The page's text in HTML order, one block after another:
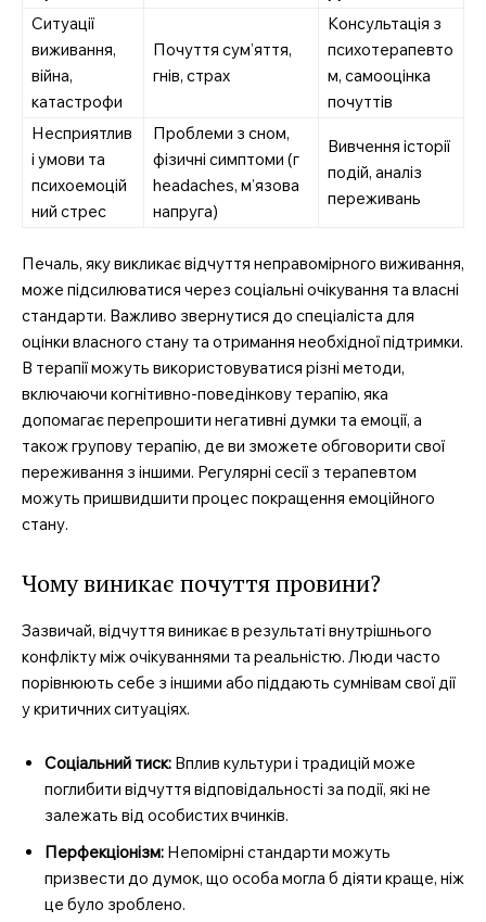
Ситуації
виживання,
війна,
катастрофи
Почуття сум’яття,
гнів, страх
Консультація з
психотерапевто
м, самооцінка
почуттів
Несприятлив
і умови та
психоемоцій
ний стрес
Проблеми з сном,
фізичні симптоми (г
headaches, м’язова
напруга)
Вивчення історії
подій, аналіз
переживань
Печаль, яку викликає відчуття неправомірного виживання,
може підсилюватися через соціальні очікування та власні
стандарти. Важливо звернутися до спеціаліста для
оцінки власного стану та отримання необхідної підтримки.
В терапії можуть використовуватися різні методи,
включаючи когнітивно-поведінкову терапію, яка
допомагає перепрошити негативні думки та емоції, а
також групову терапію, де ви зможете обговорити свої
переживання з іншими. Регулярні сесії з терапевтом
можуть пришвидшити процес покращення емоційного
стану.
Чому виникає почуття провини?
Зазвичай, відчуття виникає в результаті внутрішнього
конфлікту між очікуваннями та реальністю. Люди часто
порівнюють себе з іншими або піддають сумнівам свої дії
у критичних ситуаціях.
Соціальний тиск: Вплив культури і традицій може
поглибити відчуття відповідальності за події, які не
залежать від особистих вчинків.
Перфекціонізм: Непомірні стандарти можуть
призвести до думок, що особа могла б діяти краще, ніж
це було зроблено.